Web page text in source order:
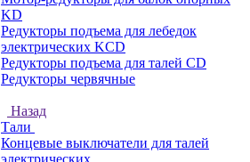
KD
Редукторы подъема для лебедок
электрических KCD
Редукторы подъема для талей CD
Редукторы червячные
Назад
Тали
Концевые выключатели для талей
электрических